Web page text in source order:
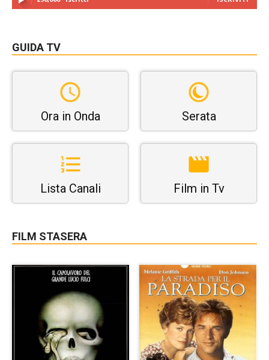
GUIDA TV
Ora in Onda Serata
Lista Canali Film in Tv
FILM STASERA